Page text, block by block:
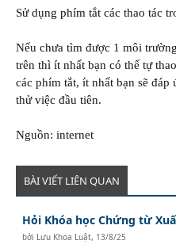
Sử dụng phím tắt các thao tác
Nếu chưa tìm được 1 môi
trên thì ít nhất bạn có thể tự
các phím tắt, ít nhất bạn sẽ
thử việc đầu tiên.
Nguồn: internet
BÀI VIẾT LIÊN QUAN
Hỏi Khóa học Chứng từ
bởi Lưu Khoa Luật, 13/8/25